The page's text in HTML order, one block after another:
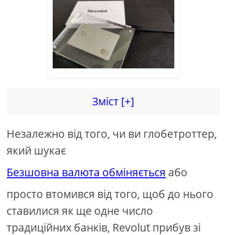
Зміст [+]
Незалежно від того, чи ви глобетроттер,
який шукає
Безшовна валюта обміняється або
просто втомився від того, щоб до нього
ставилися як ще одне число
традиційних банків, Revolut прибув зі